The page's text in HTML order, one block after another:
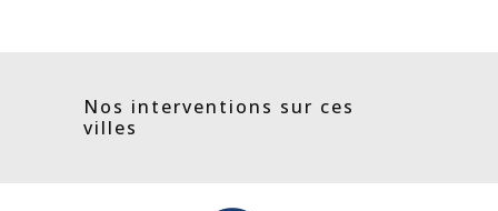
Nos interventions sur ces
villes